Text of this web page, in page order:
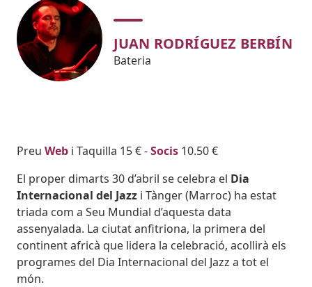
JUAN RODRÍGUEZ BERBÍN
Bateria
Body
Preu Web i Taquilla 15 € -Socis 10.50 €
El proper dimarts 30 d’abril se celebra el Dia
Internacional del Jazz i Tànger (Marroc) ha estat
triada com a Seu Mundial d’aquesta data
assenyalada. La ciutat anfitriona, la primera del
continent africà que lidera la celebració, acollirà els
programes del Dia Internacional del Jazz a tot el
món.